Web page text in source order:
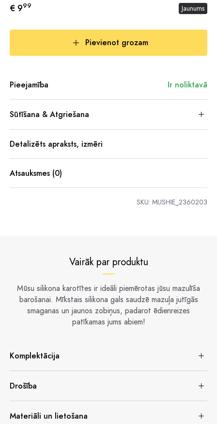
€ 999 Jaunums
Pievienot grozam
Pieejamība Ir noliktavā
Sūtīšana & Atgriešana
Detalizēts apraksts, izmēri
Atsauksmes (0)
SKU: MUSHIE_2360203
Vairāk par produktu
Mūsu silikona karotītes ir ideāli piemērotas jūsu mazulīša
barošanai. Mīkstais silikona gals saudzē mazuļa jutīgās
smaganas un jaunos zobiņus, padarot ēdienreizes
patīkamas jums abiem!
Komplektācija
Drošība
Materiāli un lietošana